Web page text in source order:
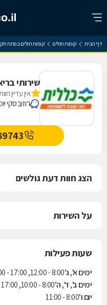
דף הבית קופות חולים קופות חולים בפתח
שירותי
אין עדיין
רוזובסקי יוסף 1, פתח
הצג חוות דעת גולשים
על השירות
שעות פעילות
ימים א', ג'8:00 - 12:00, 17:00 - 19:00
ימים ב', ד', ה'8:00 - 10:00, 17:00 - 19:00
יום ו'8:00 - 11:00